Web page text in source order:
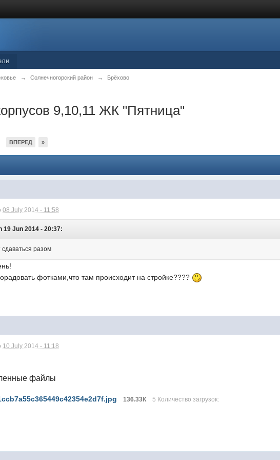
→ Солнечногорский район → Брёхово
9,10,11 ЖК "Пятница"
ВПЕРЕД »
08 July 2014 - 11:58
19 Jun 2014 - 20:37:
сдаваться разом
фотками,что там происходит на стройке????
10 July 2014 - 11:18
файлы
136.33К 5 Количество загрузок: